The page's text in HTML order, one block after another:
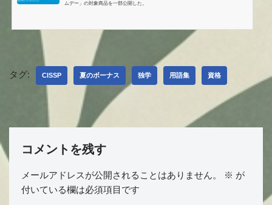
ムデー」の対象商品を一部公開した。
タグ: CISSP 夏のボーナス 独学 用語集 資格
コメントを残す
メールアドレスが公開されることはありません。 ※ が
付いている欄は必須項目です